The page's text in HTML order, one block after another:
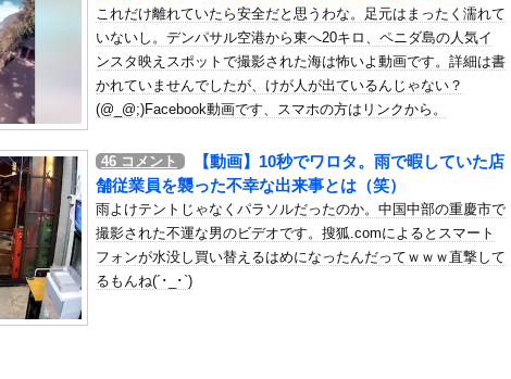
遇はある。理由はスマスロだから、これだけで十分なんだよね」
、日本海やオホーツク海で軍事演習開始…ウクライナ支援続ける日本...
金を払っていないので11年後には生活保護に殺到、どうすんのこれ
机がこの女の子の椅子にされてたらｗｗｗ
可愛すぎる
みで完全に見えてる動画が拡散されてしまう…
う地雷系の女子高生って好きじゃないの？
ンバーワンだ」 熊本地震直後の日本の対応のスピードに世界が衝撃
チン凸したアジア人短小男
、爆笑されてしまうｗｗｗ
。まさかと思い長男のDNA鑑定をするがいいな？と問うと、元嫁...
シア軍兵士のHIV感染が2000％急増…ウクライナメディア！
これだけ離れていたら安全だと思うわな。足元はまったく濡れて
いないし。デンパサル空港から東へ20キロ、ペニダ島の人気イ
ンスタ映えスポットで撮影された海は怖いよ動画です。詳細は書
かれていませんでしたが、けが人が出ているんじゃない？
(@_@;)Facebook動画です、スマホの方はリンクから。
46 コメント
【動画】10秒でワロタ。雨で暇していた店
舗従業員を襲った不幸な出来事とは（笑）
雨よけテントじゃなくパラソルだったのか。中国中部の重慶市で
撮影された不運な男のビデオです。搜狐.comによるとスマート
フォンが水没し買い替えるはめになったんだってｗｗｗ直撃して
るもんね(´･_･`)